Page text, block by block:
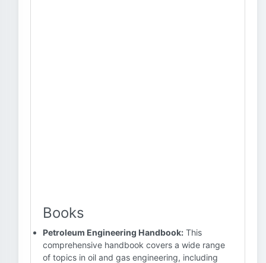
Books
Petroleum Engineering Handbook: This
comprehensive handbook covers a wide range
of topics in oil and gas engineering, including